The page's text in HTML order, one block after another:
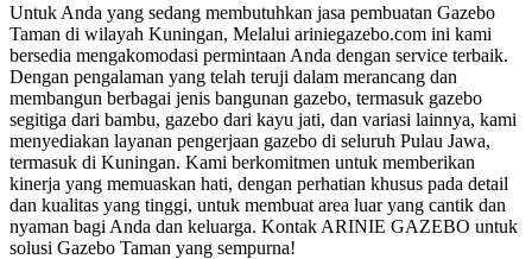
Untuk Anda yang sedang membutuhkan jasa pembuatan Gazebo
Taman di wilayah Kuningan, Melalui ariniegazebo.com ini kami
bersedia mengakomodasi permintaan Anda dengan service terbaik.
Dengan pengalaman yang telah teruji dalam merancang dan
membangun berbagai jenis bangunan gazebo, termasuk gazebo
segitiga dari bambu, gazebo dari kayu jati, dan variasi lainnya, kami
menyediakan layanan pengerjaan gazebo di seluruh Pulau Jawa,
termasuk di Kuningan. Kami berkomitmen untuk memberikan
kinerja yang memuaskan hati, dengan perhatian khusus pada detail
dan kualitas yang tinggi, untuk membuat area luar yang cantik dan
nyaman bagi Anda dan keluarga. Kontak ARINIE GAZEBO untuk
solusi Gazebo Taman yang sempurna!